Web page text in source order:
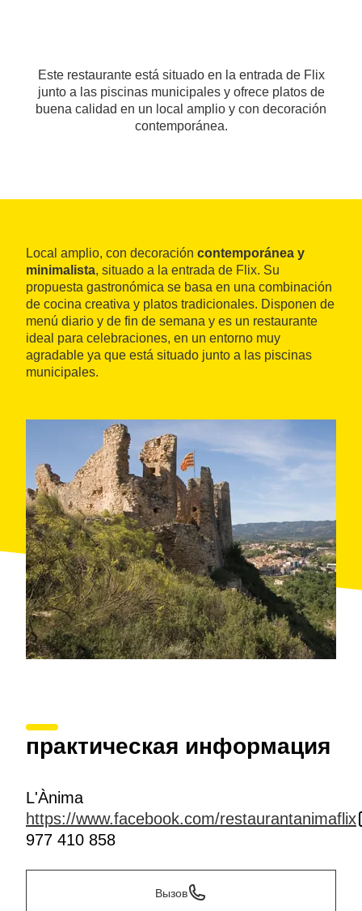
Este restaurante está situado en la entrada de Flix
junto a las piscinas municipales y ofrece platos de
buena calidad en un local amplio y con decoración
contemporánea.
Local amplio, con decoración contemporánea y
minimalista, situado a la entrada de Flix. Su
propuesta gastronómica se basa en una combinación
de cocina creativa y platos tradicionales. Disponen de
menú diario y de fin de semana y es un restaurante
ideal para celebraciones, en un entorno muy
agradable ya que está situado junto a las piscinas
municipales.
практическая информация
L'Ànima
https://www.facebook.com/restaurantanimaflix
977 410 858
Вызов